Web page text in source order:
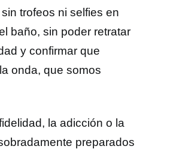
trofeos ni selfies en
baño, sin poder retratar
y confirmar que
onda, que somos
la adicción o la
preparados